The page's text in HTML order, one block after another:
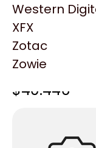
Western
XFX
Zotac
Zowie
GRABA DVD HPE
$40.446